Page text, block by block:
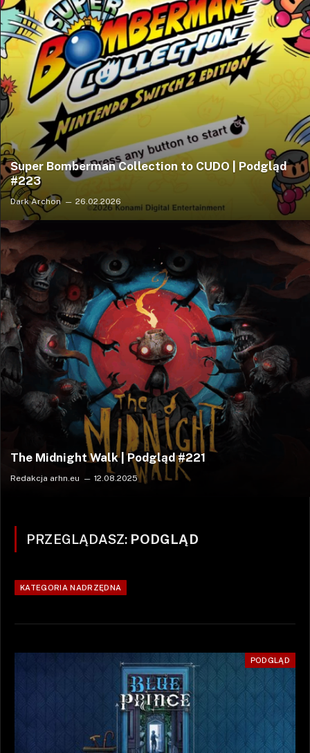
Super Bomberman Collection to CUDO | Podgląd
#223
Dark Archon 26.02.2026
The Midnight Walk | Podgląd #221
Redakcja arhn.eu 12.08.2025
PRZEGLĄDASZ: PODGLĄD
KATEGORIA NADRZĘDNA
PODGLĄD